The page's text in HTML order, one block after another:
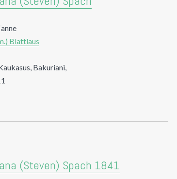
Blattlaus
Bakuriani,
(Steven) Spach 1841